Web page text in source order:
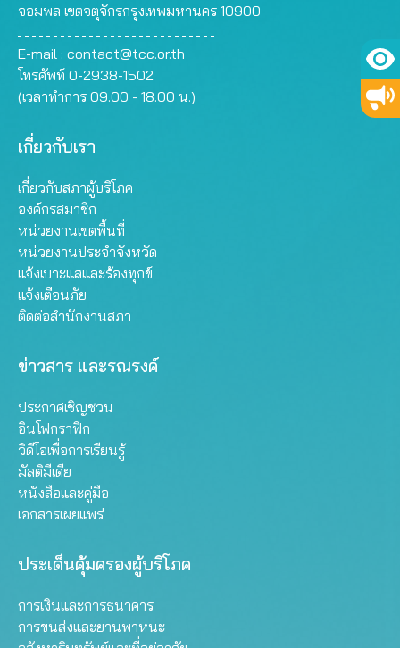
จอมพล เขตจตุจักรกรุงเทพมหานคร 10900
E-mail : contact@tcc.or.th
โทรศัพท์ 0-2938-1502
(เวลาทำการ 09.00 - 18.00 น.)
เกี่ยวกับเรา
เกี่ยวกับสภาผู้บริโภค
องค์กรสมาชิก
หน่วยงานเขตพื้นที่
หน่วยงานประจำจังหวัด
แจ้งเบาะแสและร้องทุกข์
แจ้งเตือนภัย
ติดต่อสำนักงานสภา
ข่าวสาร และรณรงค์
ประกาศเชิญชวน
อินโฟกราฟิก
วิดีโอเพื่อการเรียนรู้
มัลติมีเดีย
หนังสือและคู่มือ
เอกสารเผยแพร่
ประเด็นคุ้มครองผู้บริโภค
การเงินและการธนาคาร
การขนส่งและยานพาหนะ